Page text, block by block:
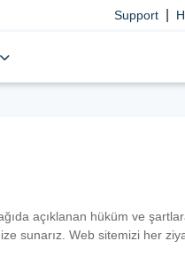
Support
açıklanan hüküm ve
sunarız. Web sitemizi her